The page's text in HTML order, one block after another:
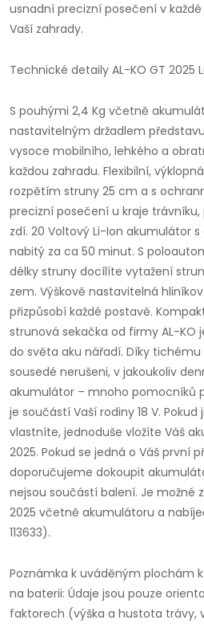
usnadní precizní posečení v
Vaší zahrady.
Technické detaily AL-KO GT 2025
S pouhými 2,4 Kg včetně
nastavitelným držadlem
vysoce mobilního, lehkého a
každou zahradu. Flexibilní,
rozpětím struny 25 cm a s
precizní posečení u kraje
zdí. 20 Voltový Li-Ion akumulátor
nabitý za ca 50 minut. S
délky struny docílíte vytažení
zem. Výškově nastavitelná
přizpůsobí každé postavě.
strunová sekačka od firmy AL-KO
do světa aku nářadí. Díky
sousedé nerušeni, v jakoukoliv
akumulátor – mnoho pomocníků
je součástí Vaší rodiny 18 V. Pokud
vlastníte, jednoduše vložíte Váš
2025. Pokud se jedná o Váš první
doporučujeme dokoupit
nejsou součástí balení. Je možné
2025 včetně akumulátoru a
113633).
Poznámka k uváděným plochám
na baterii: Údaje jsou pouze
faktorech (výška a hustota trávy,